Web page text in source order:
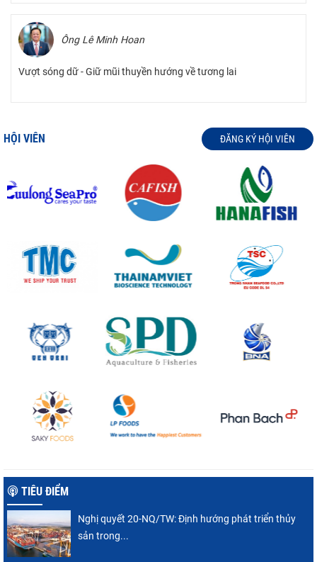
Ông Lê Minh Hoan
Vượt sóng dữ - Giữ mũi thuyền hướng về tương lai
HỘI VIÊN ĐĂNG KÝ HỘI VIÊN
TIÊU ĐIỂM
Nghị quyết 20-NQ/TW: Định hướng phát triển thủy
sản trong...